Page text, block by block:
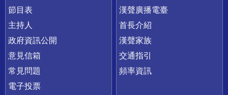
節目表
主持人
政府資訊公開
意見信箱
常見問題
電子投票
漢聲廣播電臺
首長介紹
漢聲家族
交通指引
頻率資訊